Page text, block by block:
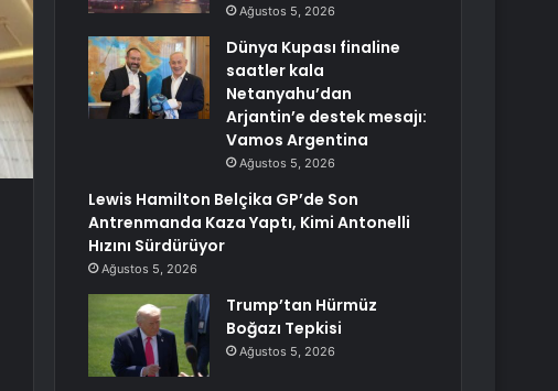
Ağustos 5, 2026
Dünya Kupası finaline
saatler kala
Netanyahu’dan
Arjantin’e destek mesajı:
Vamos Argentina
Ağustos 5, 2026
Lewis Hamilton Belçika GP’de Son
Antrenmanda Kaza Yaptı, Kimi Antonelli
Hızını Sürdürüyor
Ağustos 5, 2026
Trump’tan Hürmüz
Boğazı Tepkisi
Ağustos 5, 2026